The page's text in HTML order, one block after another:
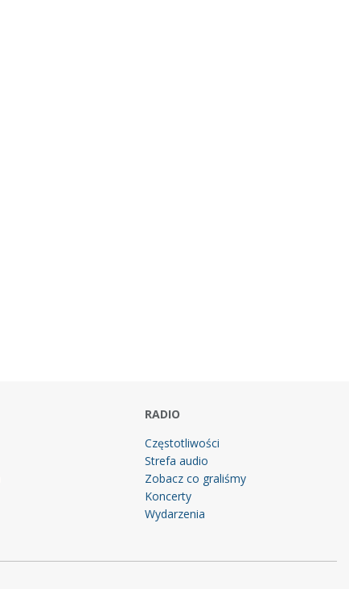
RADIO
Częstotliwości
Strefa audio
Zobacz co graliśmy
Koncerty
Wydarzenia